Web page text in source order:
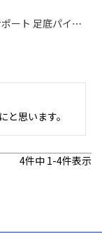
ポート 足底パイル
03246914
思います。
4件中 1-4件表示